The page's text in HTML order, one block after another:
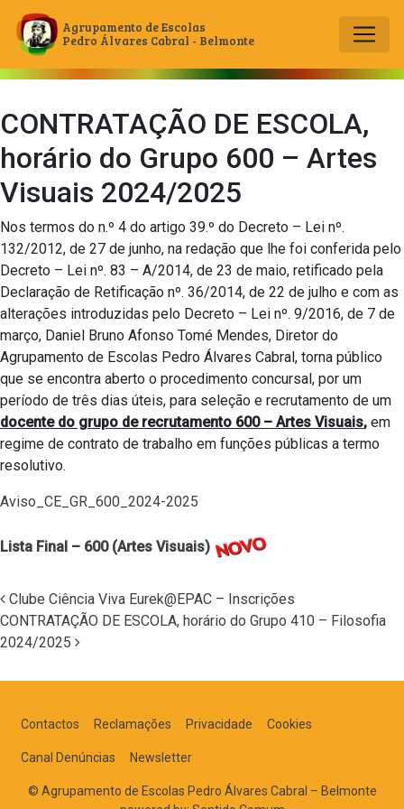
Main Navigation
Agrupamento de Escolas
Pedro Álvares Cabral - Belmonte
CONTRATAÇÃO DE ESCOLA,
horário do Grupo 600 – Artes
Visuais 2024/2025
Nos termos do n.º 4 do artigo 39.º do Decreto – Lei nº.
132/2012, de 27 de junho, na redação que lhe foi conferida pelo
Decreto – Lei nº. 83 – A/2014, de 23 de maio, retificado pela
Declaração de Retificação nº. 36/2014, de 22 de julho e com as
alterações introduzidas pelo Decreto – Lei nº. 9/2016, de 7 de
março, Daniel Bruno Afonso Tomé Mendes, Diretor do
Agrupamento de Escolas Pedro Álvares Cabral, torna público
que se encontra aberto o procedimento concursal, por um
período de três dias úteis, para seleção e recrutamento de um
docente do grupo de recrutamento 600 – Artes Visuais, em
regime de contrato de trabalho em funções públicas a termo
resolutivo.
Aviso_CE_GR_600_2024-2025
Lista Final – 600 (Artes Visuais)
Navegação nos Posts
Clube Ciência Viva Eurek@EPAC – Inscrições
CONTRATAÇÃO DE ESCOLA, horário do Grupo 410 – Filosofia
2024/2025
Contactos Reclamações Privacidade Cookies
Canal Denúncias Newsletter
© Agrupamento de Escolas Pedro Álvares Cabral – Belmonte